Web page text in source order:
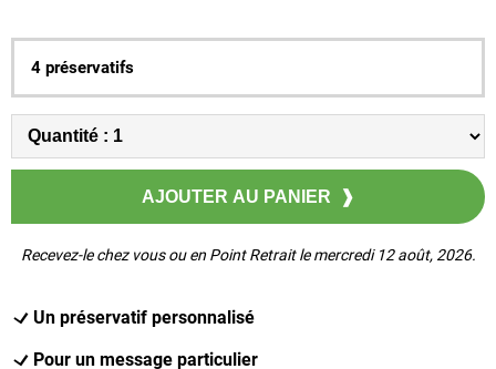
4 préservatifs
Recevez-le chez vous ou en Point Retrait le mercredi 12 août, 2026.
Un préservatif personnalisé
Pour un message particulier